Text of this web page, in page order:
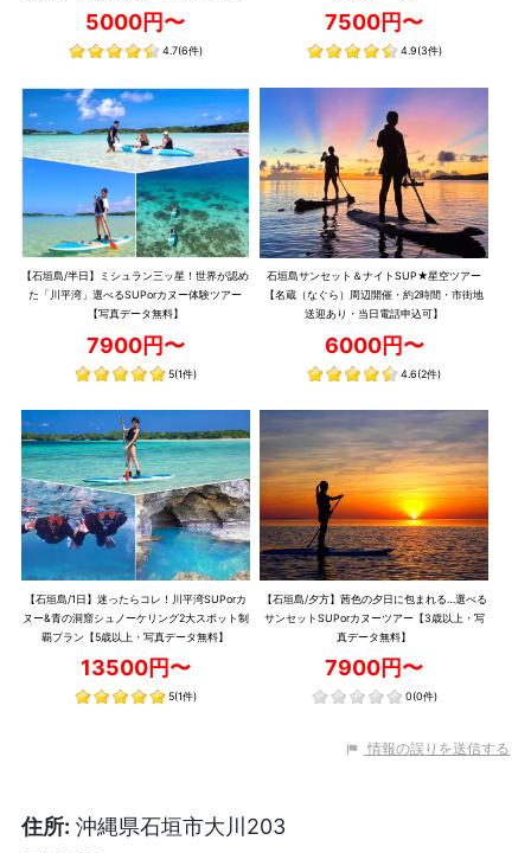
5000円〜
4.7(6件)
7500円〜
4.9(3件)
【石垣島/半日】ミシュラン三ッ星！世界が認め
た「川平湾」選べるSUPorカヌー体験ツアー
【写真データ無料】
7900円〜
5(1件)
石垣島サンセット＆ナイトSUP★星空ツアー
【名蔵（なぐら）周辺開催・約2時間・市街地
送迎あり・当日電話申込可】
6000円〜
4.6(2件)
【石垣島/1日】迷ったらコレ！川平湾SUPorカ
ヌー&青の洞窟シュノーケリング2大スポット制
覇プラン【5歳以上・写真データ無料】
13500円〜
5(1件)
【石垣島/夕方】茜色の夕日に包まれる…選べる
サンセットSUPorカヌーツアー【3歳以上・写
真データ無料】
7900円〜
0(0件)
情報の誤りを送信する
住所: 沖縄県石垣市大川203